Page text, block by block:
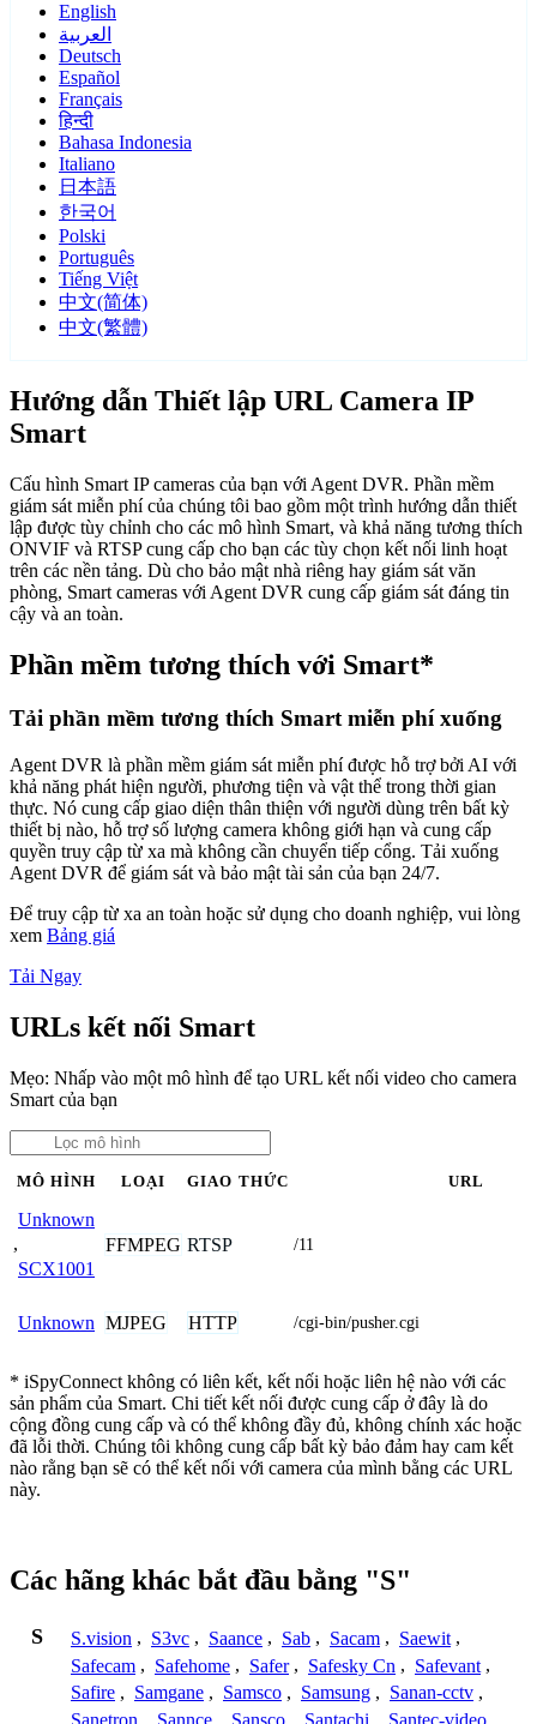
English
العربية
Deutsch
Español
Français
हिन्दी
Bahasa Indonesia
Italiano
日本語
한국어
Polski
Português
Tiếng Việt
中文(简体)
中文(繁體)
Hướng dẫn Thiết lập URL Camera IP
Smart
Cấu hình Smart IP cameras của bạn với Agent DVR. Phần mềm
giám sát miễn phí của chúng tôi bao gồm một trình hướng dẫn thiết
lập được tùy chỉnh cho các mô hình Smart, và khả năng tương thích
ONVIF và RTSP cung cấp cho bạn các tùy chọn kết nối linh hoạt
trên các nền tảng. Dù cho bảo mật nhà riêng hay giám sát văn
phòng, Smart cameras với Agent DVR cung cấp giám sát đáng tin
cậy và an toàn.
Phần mềm tương thích với Smart*
Tải phần mềm tương thích Smart miễn phí xuống
Agent DVR là phần mềm giám sát miễn phí được hỗ trợ bởi AI với
khả năng phát hiện người, phương tiện và vật thể trong thời gian
thực. Nó cung cấp giao diện thân thiện với người dùng trên bất kỳ
thiết bị nào, hỗ trợ số lượng camera không giới hạn và cung cấp
quyền truy cập từ xa mà không cần chuyển tiếp cổng. Tải xuống
Agent DVR để giám sát và bảo mật tài sản của bạn 24/7.
Để truy cập từ xa an toàn hoặc sử dụng cho doanh nghiệp, vui lòng
xem Bảng giá
Tải Ngay
URLs kết nối Smart
Mẹo: Nhấp vào một mô hình để tạo URL kết nối video cho camera
Smart của bạn
MÔ HÌNH LOẠI GIAO THỨC URL
Unknown
,
SCX1001
FFMPEG RTSP /11
Unknown MJPEG HTTP /cgi-bin/pusher.cgi
* iSpyConnect không có liên kết, kết nối hoặc liên hệ nào với các
sản phẩm của Smart. Chi tiết kết nối được cung cấp ở đây là do
cộng đồng cung cấp và có thể không đầy đủ, không chính xác hoặc
đã lỗi thời. Chúng tôi không cung cấp bất kỳ bảo đảm hay cam kết
nào rằng bạn sẽ có thể kết nối với camera của mình bằng các URL
này.
Các hãng khác bắt đầu bằng "S"
S S.vision , S3vc , Saance , Sab , Sacam , Saewit ,
Safecam , Safehome , Safer , Safesky Cn , Safevant ,
Safire , Samgane , Samsco , Samsung , Sanan-cctv ,